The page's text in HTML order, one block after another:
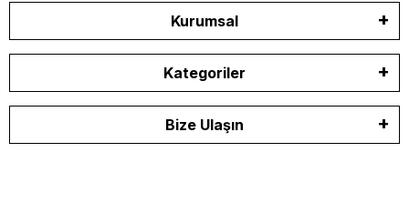
Kurumsal
Kategoriler
Bize Ulaşın